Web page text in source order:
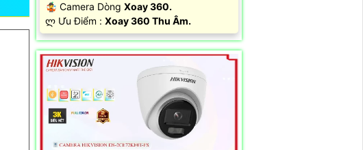
🤹 Camera Dòng Xoay 360.
️ლ Ưu Điểm : Xoay 360 Thu Âm.